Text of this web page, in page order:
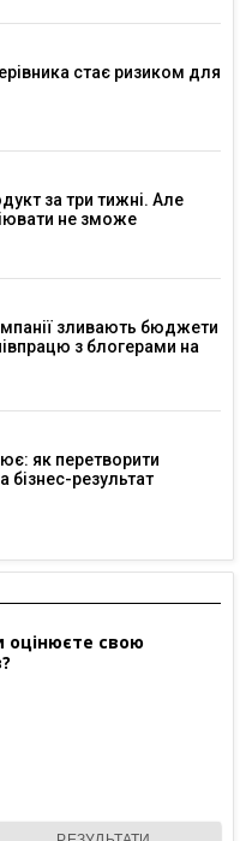
стає ризиком для
за три тижні. Але
не зможе
зливають бюджети
з блогерами на
як перетворити
бізнес-результат
оцінюєте свою